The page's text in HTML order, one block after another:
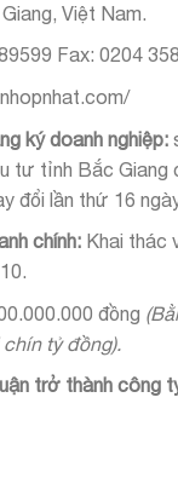
Việt Nam.
Fax: 0204
ký doanh nghiệp:
tư tỉnh Bắc Giang
đổi lần thứ 16
chính: Khai thác
đồng
tỷ đồng).
trở thành công